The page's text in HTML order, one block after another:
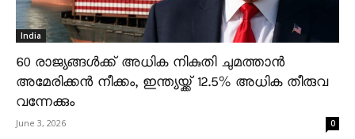
India
60 രാജ്യങ്ങൾക്ക് അധിക നികുതി ചുമത്താൻ
അമേരിക്കൻ നീക്കം, ഇന്ത്യയ്ക്ക് 12.5% അധിക തീരുവ
വന്നേക്കും
June 3, 2026 0